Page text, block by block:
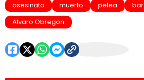
asesinato muerto pelea
bar
Alvaro Obregon